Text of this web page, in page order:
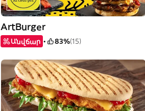
ArtBurger
Անվճար 83%(15)